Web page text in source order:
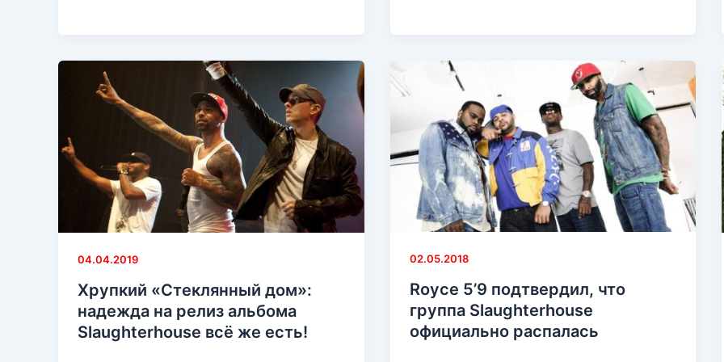
Melle
Эминемом
Yourself»,
завороженный
моментом
выхода
Кроуфорда
на
ринг
04.04.2019
Хрупкий «Стеклянный дом»:
надежда на релиз альбома
Slaughterhouse всё же есть!
02.05.2018
Royce 5’9 подтвердил, что
группа Slaughterhouse
официально распалась